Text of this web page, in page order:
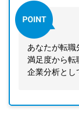
あなたが転職
満足度から転
企業分析とし